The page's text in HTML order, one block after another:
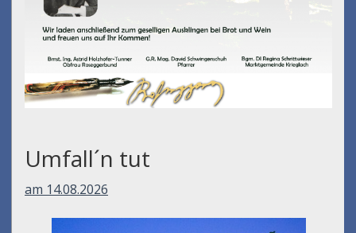
Umfall´n tut
am 14.08.2026